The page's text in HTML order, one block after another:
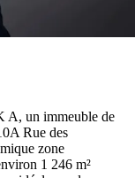
un immeuble de
Rue des
zone
1 246 m²